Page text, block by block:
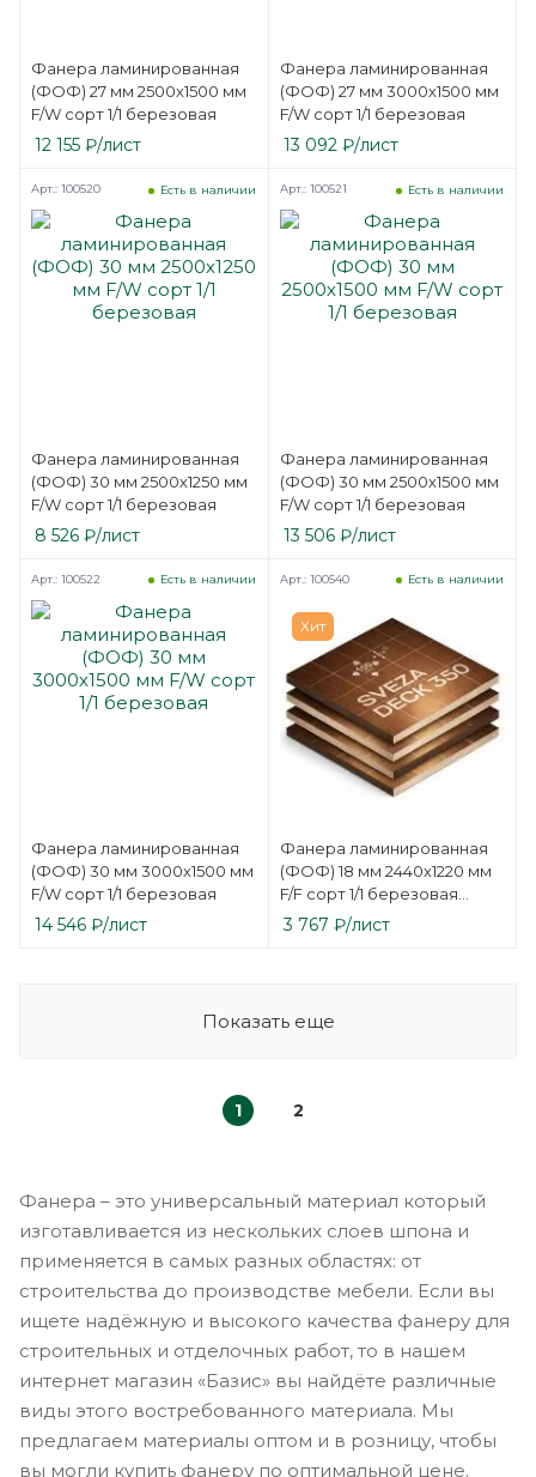
Фанера ламинированная
(ФОФ) 27 мм 2500х1500 мм
F/W сорт 1/1 березовая
12 155 ₽/лист
Фанера ламинированная
(ФОФ) 27 мм 3000х1500 мм
F/W сорт 1/1 березовая
13 092₽/лист
Фанера ламинированная
(ФОФ) 30 мм 2500х1250 мм
F/W сорт 1/1 березовая
Есть в наличии
Арт.: 100520
8 526 ₽/лист
Фанера ламинированная
(ФОФ) 30 мм 2500х1500 мм
F/W сорт 1/1 березовая
Есть в наличии
Арт.: 100521
13 506₽/лист
Фанера ламинированная
(ФОФ) 30 мм 3000х1500 мм
F/W сорт 1/1 березовая
Есть в наличии
Арт.: 100522
14 546 ₽/лист
Хит
Фанера ламинированная
(ФОФ) 18 мм 2440х1220 мм
F/F сорт 1/1 березовая
SVEZA-DECK
Есть в наличии
Арт.: 100540
3 767 ₽/лист
Показать еще
1 2
Фанера – это универсальный материал который
изготавливается из нескольких слоев шпона и
применяется в самых разных областях: от
строительства до производстве мебели. Если вы
ищете надёжную и высокого качества фанеру для
строительных и отделочных работ, то в нашем
интернет магазин «Базис» вы найдёте различные
виды этого востребованного материала. Мы
предлагаем материалы оптом и в розницу, чтобы
вы могли купить фанеру по оптимальной цене.